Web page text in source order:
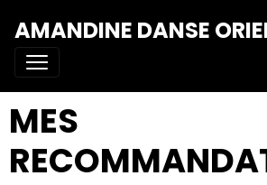
AMANDINE DANSE
MES